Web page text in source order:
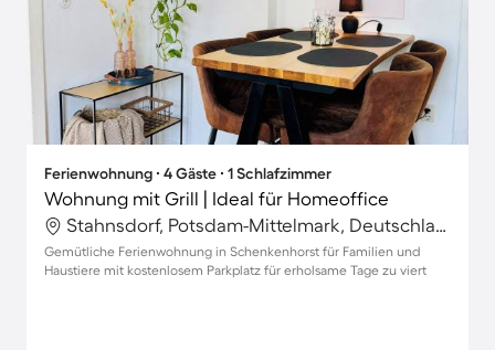
Ferienwohnung ∙ 4 Gäste ∙ 1 Schlafzimmer
Wohnung mit Grill | Ideal für Homeoffice
Stahnsdorf, Potsdam-Mittelmark, Deutschland
Gemütliche Ferienwohnung in Schenkenhorst für Familien und
Haustiere mit kostenlosem Parkplatz für erholsame Tage zu viert